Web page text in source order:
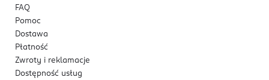
FAQ
Pomoc
Dostawa
Płatność
Zwroty i reklamacje
Dostępność usług